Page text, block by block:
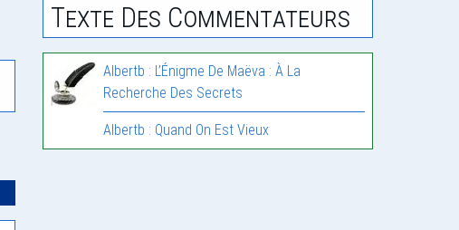
Texte Des Commentateurs
Albertb : L’Énigme De Maëva : À La
Recherche Des Secrets
Albertb : Quand On Est Vieux